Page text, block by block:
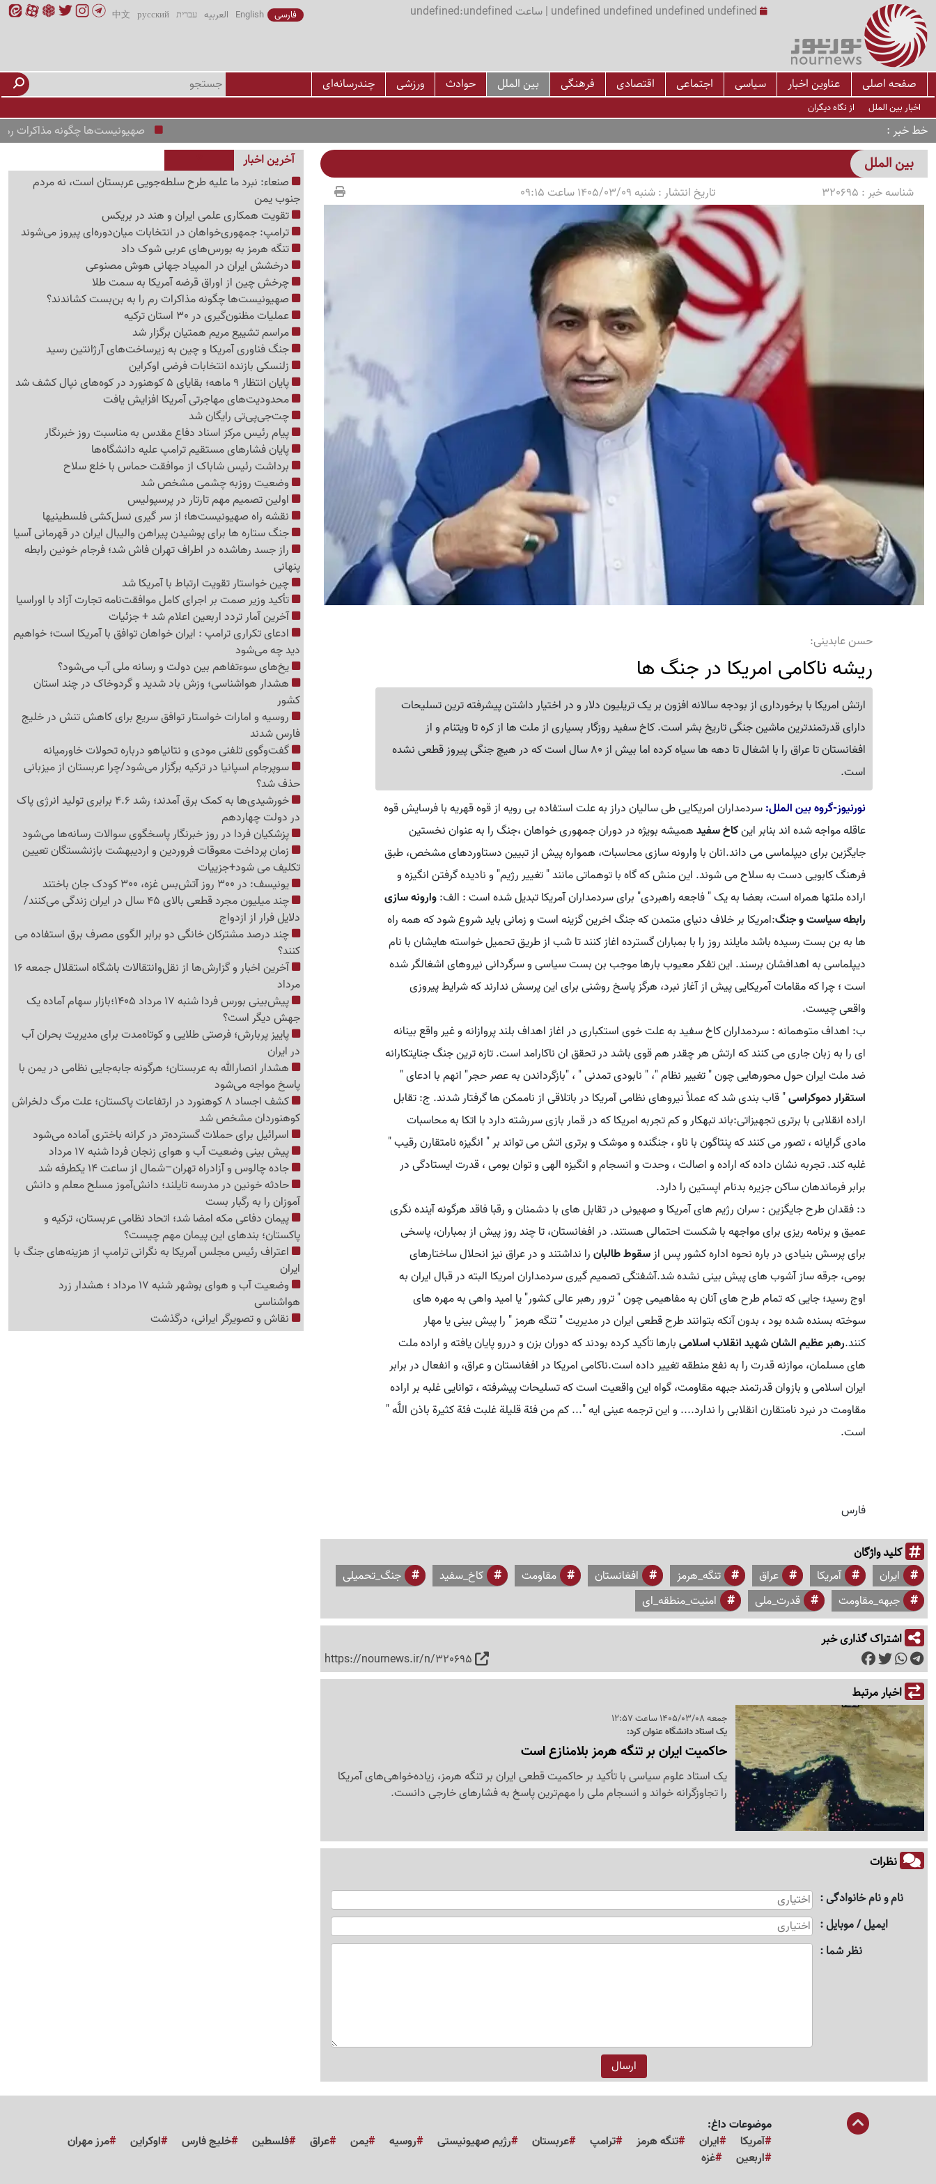
undefined undefined undefined undefined | ساعت undefined:undefined فارسی English العربیه עברית русский
中文
صفحه اصلی عناوین اخبار سیاسی اجتماعی اقتصادی فرهنگی بین الملل حوادث ورزشی چندرسانه‌ای
اخبار بین الملل از نگاه دیگران
خط خبر صهیونیست‌ها چگونه مذاکرات رم را به
بین الملل
شناسه خبر : 320695 تاریخ انتشار :شنبه 1405/03/09 ساعت 09:15
حسن عابدینی:
ریشه ناکامی امریکا در جنگ ها
ارتش امریکا با برخورداری از بودجه سالانه افزون بر یک تریلیون دلار و در اختیار داشتن پیشرفته ترین تسلیحات
دارای قدرتمندترین ماشین جنگی تاریخ بشر است. کاخ سفید روزگار بسیاری از ملت ها از کره تا ویتنام و از
افغانستان تا عراق را با اشغال تا دهه ها سیاه کرده اما بیش از 80 سال است که در هیچ جنگی پیروز قطعی نشده
است.
نورنیوز-گروه بین الملل:سردمداران امریکایی طی سالیان دراز به علت استفاده بی رویه از قوه قهریه با فرسایش قوه
عاقله مواجه شده اند بنابر اینکاخ سفیدهمیشه بویژه در دوران جمهوری خواهان ،جنگ را به عنوان نخستین
جایگزین برای دیپلماسی می داند.انان با وارونه سازی محاسبات، همواره پیش از تبیین دستاوردهای مشخص، طبق
فرهنگ کابویی دست به سلاح می شوند. این منش که گاه با توهماتی مانند " تغییر رژیم" و نادیده گرفتن انگیزه و
اراده ملتها همراه است، بعضا به یک " فاجعه راهبردی" برای سردمداران آمریکا تبدیل شده است : الف:وارونه سازی
رابطه سیاست و جنگ:امریکا بر خلاف دنیای متمدن که جنگ اخرین گزینه است و زمانی باید شروع شود که همه راه
ها به بن بست رسیده باشد مایلند روز را با بمباران گسترده اغاز کنند تا شب از طریق تحمیل خواسته هایشان با نام
دیپلماسی به اهدافشان برسند. این تفکر معیوب بارها موجب بن بست سیاسی و سرگردانی نیروهای اشغالگر شده
است ؛ چرا که مقامات آمریکایی پیش از آغاز نبرد، هرگز پاسخ روشنی برای این پرسش ندارند که شرایط پیروزی
واقعی چیست.
ب: اهداف متوهمانه : سردمداران کاخ سفید به علت خوی استکباری در اغاز اهداف بلند پروازانه و غیر واقع بینانه
ای را به زبان جاری می کنند که ارتش هر چقدر هم قوی باشد در تحقق ان ناکارامد است. تازه ترین جنگ جنایتکارانه
ضد ملت ایران حول محورهایی چون " تغییر نظام "، " نابودی تمدنی " ، "بازگرداندن به عصر حجر" انهم با ادعای "
استقرار دموکراسی" قاب بندی شد که عملاً نیروهای نظامی آمریکا در باتلاقی از ناممکن ها گرفتار شدند. ج: تقابل
اراده انقلابی با برتری تجهیزاتی:باند تبهکار و کم تجربه امریکا که در قمار بازی سررشته دارد با اتکا به محاسبات
مادی گرایانه ، تصور می کنند که پنتاگون با ناو ، جنگنده و موشک و برتری اتش می تواند بر " انگیزه نامتقارن رقیب "
غلبه کند. تجربه نشان داده که اراده و اصالت ، وحدت و انسجام و انگیزه الهی و توان بومی ، قدرت ایستادگی در
برابر فرماندهان ساکن جزیره بدنام اپستین را دارد.
د: فقدان طرح جایگزین : سران رژیم های آمریکا و صهیونی در تقابل های با دشمنان و رقبا فاقد هرگونه آینده نگری
عمیق و برنامه ریزی برای مواجهه با شکست احتمالی هستند. در افغانستان، تا چند روز پیش از بمباران، پاسخی
برای پرسش بنیادی در باره نحوه اداره کشور پس ازسقوط طالبانرا نداشتند و در عراق نیز انحلال ساختارهای
بومی، جرقه ساز آشوب های پیش بینی نشده شد.آشفتگی تصمیم گیری سردمداران امریکا البته در قبال ایران به
اوج رسید؛ جایی که تمام طرح های آنان به مفاهیمی چون " ترور رهبر عالی کشور" یا امید واهی به مهره های
سوخته بسنده شده بود ، بدون آنکه بتوانند طرح قطعی ایران در مدیریت " تنگه هرمز " را پیش بینی یا مهار
کنند.رهبر عظیم الشان شهید انقلاب اسلامیبارها تأکید کرده بودند که دوران بزن و دررو پایان یافته و اراده ملت
های مسلمان، موازنه قدرت را به نفع منطقه تغییر داده است.ناکامی امریکا در افغانستان و عراق، و انفعال در برابر
ایران اسلامی و بازوان قدرتمند جبهه مقاومت، گواه این واقعیت است که تسلیحات پیشرفته ، توانایی غلبه بر اراده
مقاومت در نبرد نامتقارن انقلابی را ندارد.... و این ترجمه عینی ایه "‌... کم من فئة قلیلة غلبت فئة کثیرة باذن اللَّه "‌
است.
فارس
کلید واژگان
ایران آمریکا عراق تنگه_هرمز افغانستان مقاومت کاخ_سفید
جنگ_تحمیلی
جبهه_مقاومت
قدرت_ملی امنیت_منطقه_ای
اشتراک گذاری خبر
https://nournews.ir/n/320695
اخبار مرتبط
جمعه 1405/03/08 ساعت 12:57
یک استاد دانشگاه عنوان کرد:
حاکمیت ایران بر تنگه هرمز بلامنازع است
یک استاد علوم سیاسی با تأکید بر حاکمیت قطعی ایران بر تنگه هرمز، زیاده‌خواهی‌های آمریکا
را تجاوزگرانه خواند و انسجام ملی را مهم‌ترین پاسخ به فشارهای خارجی دانست.
نظرات
نام و نام خانوادگی
ایمیل / موبایل
نظر شما
آخرین اخبار
صنعاء: نبرد ما علیه طرح سلطه‌جویی عربستان است، نه مردم
جنوب یمن
تقویت همکاری علمی ایران و هند در بریکس
ترامپ: جمهوری‌خواهان در انتخابات میان‌دوره‌ای پیروز می‌شوند
تنگه هرمز به بورس‌های عربی شوک داد
درخشش ایران در المپیاد جهانی هوش مصنوعی
چرخش چین از اوراق قرضه آمریکا به سمت طلا
صهیونیست‌ها چگونه مذاکرات رم را به بن‌بست کشاندند؟
عملیات مظنون‌گیری در 30 استان ترکیه
مراسم تشییع مریم همتیان برگزار شد
جنگ فناوری آمریکا و چین به زیرساخت‌های آرژانتین رسید
زلنسکی بازنده انتخابات فرضی اوکراین
پایان انتظار 9 ماهه؛ بقایای 5 کوهنورد در کوه‌های نپال کشف شد
محدودیت‌های مهاجرتی آمریکا افزایش یافت
چت‌جی‌پی‌تی رایگان شد
پیام رئیس مرکز اسناد دفاع مقدس به مناسبت روز خبرنگار
پایان فشارهای مستقیم ترامپ علیه دانشگاه‌ها
برداشت رئیس شاباک از موافقت حماس با خلع سلاح
وضعیت روزبه چشمی مشخص شد
اولین تصمیم مهم تارتار در پرسپولیس
نقشه راه صهیونیست‌ها؛ از سر گیری نسل‌کشی فلسطینی‍ها
جنگ ستاره ها برای پوشیدن پیراهن والیبال ایران در قهرمانی آسیا
راز جسد رهاشده در اطراف تهران فاش شد؛ فرجام خونین رابطه
پنهانی
چین خواستار تقویت ارتباط با آمریکا شد
تأکید وزیر صمت بر اجرای کامل موافقت‌نامه تجارت آزاد با اوراسیا
آخرین آمار تردد اربعین اعلام شد + جزئیات
ادعای تکراری ترامپ : ایران خواهان توافق با آمریکا است؛ خواهیم
دید چه می‌شود
یخ‌های سوءتفاهم بین دولت و رسانه ملی آب می‌شود؟
هشدار هواشناسی؛ وزش باد شدید و گردوخاک در چند استان
کشور
روسیه و امارات خواستار توافق سریع برای کاهش تنش در خلیج
فارس شدند
گفت‌وگوی تلفنی مودی و نتانیاهو درباره تحولات خاورمیانه
سوپرجام اسپانیا در ترکیه برگزار می‌شود/چرا عربستان از میزبانی
حذف شد؟
خورشیدی‌ها به کمک برق آمدند؛ رشد 4.6 برابری تولید انرژی پاک
در دولت چهاردهم
پزشکیان فردا در روز خبرنگار پاسخگوی سوالات رسانه‌ها می‌شود
زمان پرداخت معوقات فروردین و اردیبهشت بازنشستگان تعیین
تکلیف می شود+جزییات
یونیسف: در 300 روز آتش‌بس غزه، 300 کودک جان باختند
چند میلیون مجرد قطعی بالای 45 سال در ایران زندگی می‌کنند/
دلایل فرار از ازدواج
چند درصد مشترکان خانگی دو برابر الگوی مصرف برق استفاده می
کنند؟
آخرین اخبار و گزارش‌ها از نقل‌وانتقالات باشگاه استقلال جمعه 16
مرداد
پیش‌بینی بورس فردا شنبه 17 مرداد 1405؛بازار سهام آماده یک
جهش دیگر است؟
پاییز پربارش؛ فرصتی طلایی و کوتاه‌مدت برای مدیریت بحران آب
در ایران
هشدار انصارالله به عربستان؛ هرگونه جابه‌جایی نظامی در یمن با
پاسخ مواجه می‌شود
کشف اجساد 8 کوهنورد در ارتفاعات پاکستان؛ علت مرگ دلخراش
کوهنوردان مشخص شد
اسرائیل برای حملات گسترده‌تر در کرانه باختری آماده می‌شود
پیش بینی وضعیت آب و هوای زنجان فردا شنبه 17 مرداد
جاده چالوس و آزادراه تهران–شمال از ساعت 14 یکطرفه شد
حادثه خونین در مدرسه تایلند؛ دانش‌آموز مسلح معلم و دانش
آموزان را به رگبار بست
پیمان دفاعی مکه امضا شد؛ اتحاد نظامی عربستان، ترکیه و
پاکستان؛ بندهای این پیمان مهم چیست؟
اعتراف رئیس مجلس آمریکا به نگرانی ترامپ از هزینه‌های جنگ با
ایران
وضعیت آب و هوای بوشهر شنبه 17 مرداد ؛ هشدار زرد
هواشناسی
نقاش و تصویرگر ایرانی، درگذشت
موضوعات داغ:
آمریکا
ایران تنگه هرمز ترامپ عربستان رژیم صهیونیستی روسیه یمن عراق فلسطین خلیج فارس اوکراین
مرز مهران
اربعین
غزه